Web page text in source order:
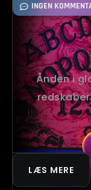
INGEN
Ånden i
LÆS MERE